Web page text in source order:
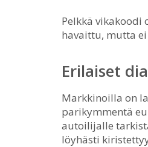
Pelkkä vikakoodi
havaittu, mutta
Erilaiset
Markkinoilla on
parikymmentä
autoilijalle
löyhästi